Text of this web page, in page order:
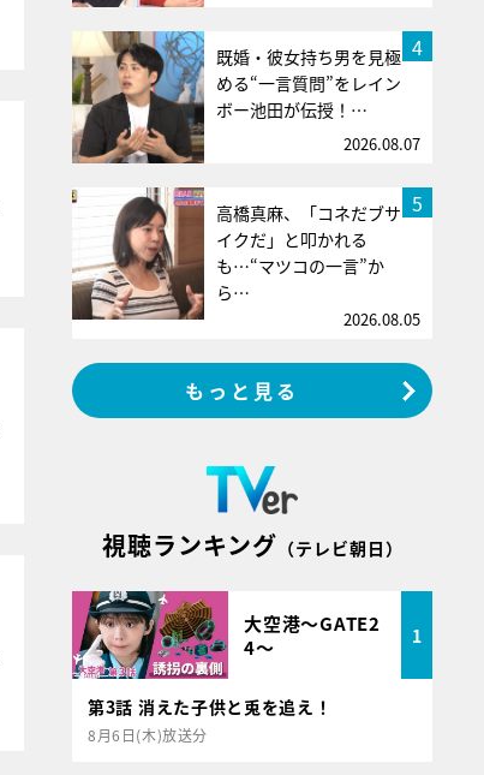
4
既婚・彼女持ち男を見極
める“一言質問”をレイン
ボー池田が伝授！…
2026.08.07
5
高橋真麻、「コネだブサ
イクだ」と叩かれる
も…“マツコの一言”か
ら…
2026.08.05
もっと見る
視聴ランキング （テレビ朝日）
大空港～GATE2
4～
1
第3話 消えた子供と兎を追え！
8月6日(木)放送分